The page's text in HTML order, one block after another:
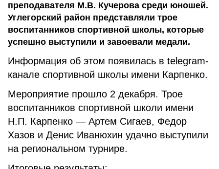
преподавателя М.В. Кучерова среди юношей.
Углегорский район представляли трое
воспитанников спортивной школы, которые
успешно выступили и завоевали медали.
Информация об этом появилась в telegram-
канале спортивной школы имени Карпенко.
Мероприятие прошло 2 декабря. Трое
воспитанников спортивной школи имени
Н.П. Карпенко — Артем Сигаев, Федор
Хазов и Денис Иванюхин удачно выступили
на региональном турнире.